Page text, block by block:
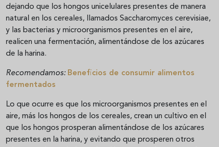
dejando que los hongos unicelulares presentes de manera
natural en los cereales, llamados Saccharomyces cerevisiae,
y las bacterias y microorganismos presentes en el aire,
realicen una fermentación, alimentándose de los azúcares
de la harina.
Recomendamos: Beneficios de consumir alimentos
fermentados
Lo que ocurre es que los microorganismos presentes en el
aire, más los hongos de los cereales, crean un cultivo en el
que los hongos prosperan alimentándose de los azúcares
presentes en la harina, y evitando que prosperen otros